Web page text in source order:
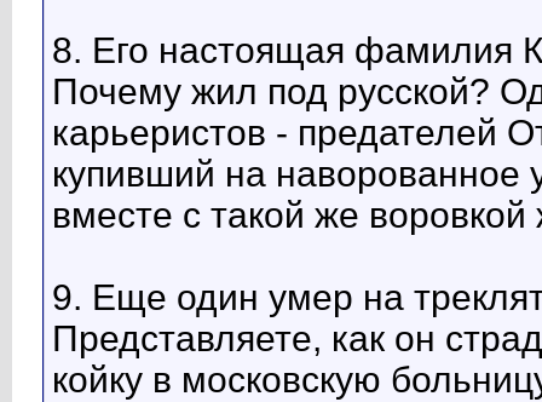
8. Его настоящая фамилия
Почему жил под русской?
карьеристов - предателей
купивший на наворованное
вместе с такой же
9. Еще один умер на
Представляете, как он
койку в московскую